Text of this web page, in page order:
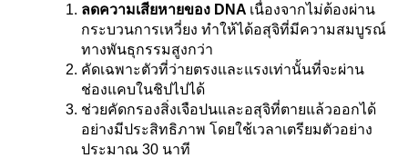
ลดความเสียหายของ DNA เนื่องจากไม่ต้องผ่าน
กระบวนการเหวี่ยง ทำให้ได้อสุจิที่มีความสมบูรณ์
ทางพันธุกรรมสูงกว่า
คัดเฉพาะตัวที่ว่ายตรงและแรงเท่านั้นที่จะผ่าน
ช่องแคบในชิปไปได้
ช่วยคัดกรองสิ่งเจือปนและอสุจิที่ตายแล้วออกได้
อย่างมีประสิทธิภาพ โดยใช้เวลาเตรียมตัวอย่าง
ประมาณ 30 นาที